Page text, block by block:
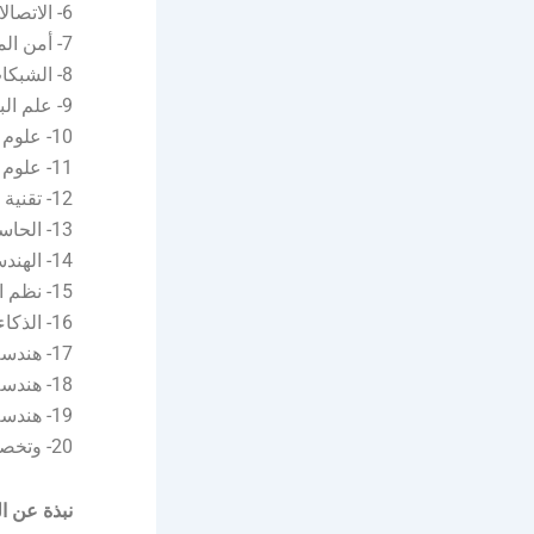
6- الاتصالات.
7- أمن المعلومات.
8- الشبكات.
9- علم البيانات.
10- علوم الحاسب الآلي.
11- علوم البيانات.
12- تقنية المعلومات.
13- الحاسب الآلي.
14- الهندسة.
15- نظم المعلومات.
16- الذكاء الاصطناعي.
17- هندسة البرمجيات.
18- هندسة الأنظمة.
19- هندسة اللكترونيات.
20- وتخصصات أخري.
نبذة عن